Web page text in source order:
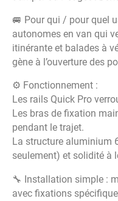
🚐 Pour qui / pour quel
autonomes en van qui
itinérante et balades à
gène à l’ouverture des
⚙️ Fonctionnement :
Les rails Quick Pro
Les bras de fixation
pendant le trajet.
La structure aluminium
seulement) et solidité à
🔧 Installation simple :
avec fixations